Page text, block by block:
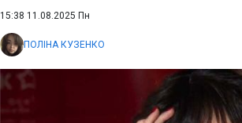
15:38 11.08.2025 Пн
ПОЛІНА КУЗЕНКО